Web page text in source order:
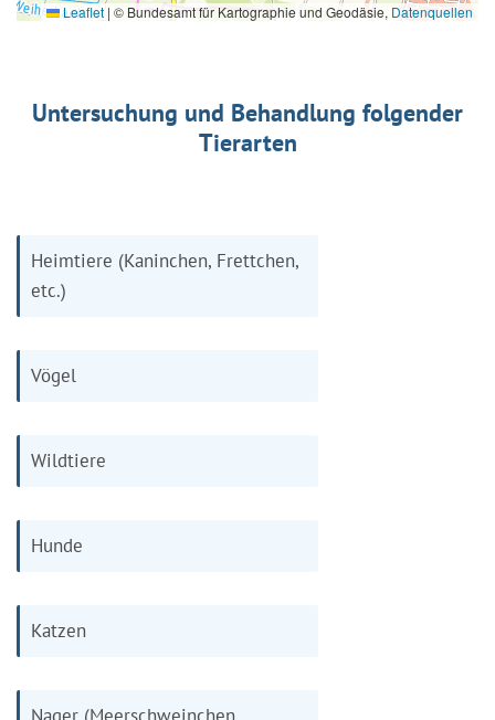
Leaflet | © Bundesamt für Kartographie und Geodäsie, Datenquellen
Untersuchung und Behandlung folgender
Tierarten
Heimtiere (Kaninchen, Frettchen,
etc.)
Vögel
Wildtiere
Hunde
Katzen